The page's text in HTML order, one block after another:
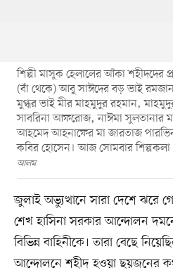
শিল্পী মাসুক হেলালের আঁকা শহীদদের
(বাঁ থেকে) আবু সাঈদের বড় ভাই
মুগ্ধর ভাই মীর মাহমুদুর রহমান,
সাবরিনা আফরোজ, নাঈমা সুলতানার
আহমেদ আহনাফের মা জারতাজ পারভিন
কবির হোসেন। আজ সোমবার শিল্পকলা
আলম
জুলাই অভ্যুত্থানে সারা দেশে ঝরে
শেখ হাসিনা সরকার আন্দোলন
বিভিন্ন বাহিনীকে। তারা বেছে
আন্দোলনে শহীদ হওয়া ছয়জনের